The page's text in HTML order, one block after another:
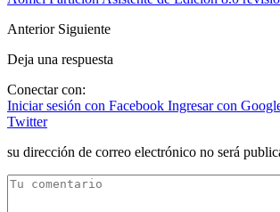
Anterior Siguiente
Deja una respuesta
Conectar con:
Iniciar sesión con Facebook Ingresar con
Twitter
su dirección de correo electrónico no será